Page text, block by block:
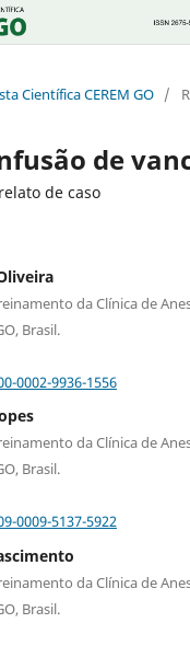
Científica CEREM GO /
de
de caso
da Clínica de
Brasil.
0002-9936-1556
da Clínica de
Brasil.
0009-5137-5922
da Clínica de
Brasil.